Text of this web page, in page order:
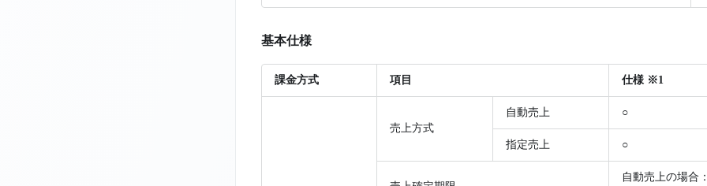
基本仕様
課金方式 項目 仕様 ※1
売上方式
自動売上 ○
指定売上 ○
自動売上の場合